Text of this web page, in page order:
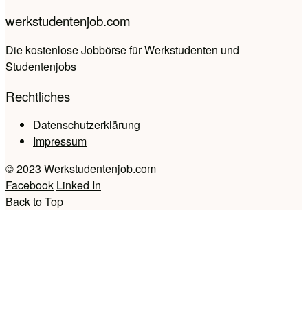
werkstudentenjob.com
Die kostenlose Jobbörse für Werkstudenten und
Studentenjobs
Rechtliches
Datenschutzerklärung
Impressum
© 2023 Werkstudentenjob.com
Facebook Linked In
Back to Top